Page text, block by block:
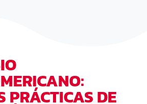
PRÁCTICAS DE